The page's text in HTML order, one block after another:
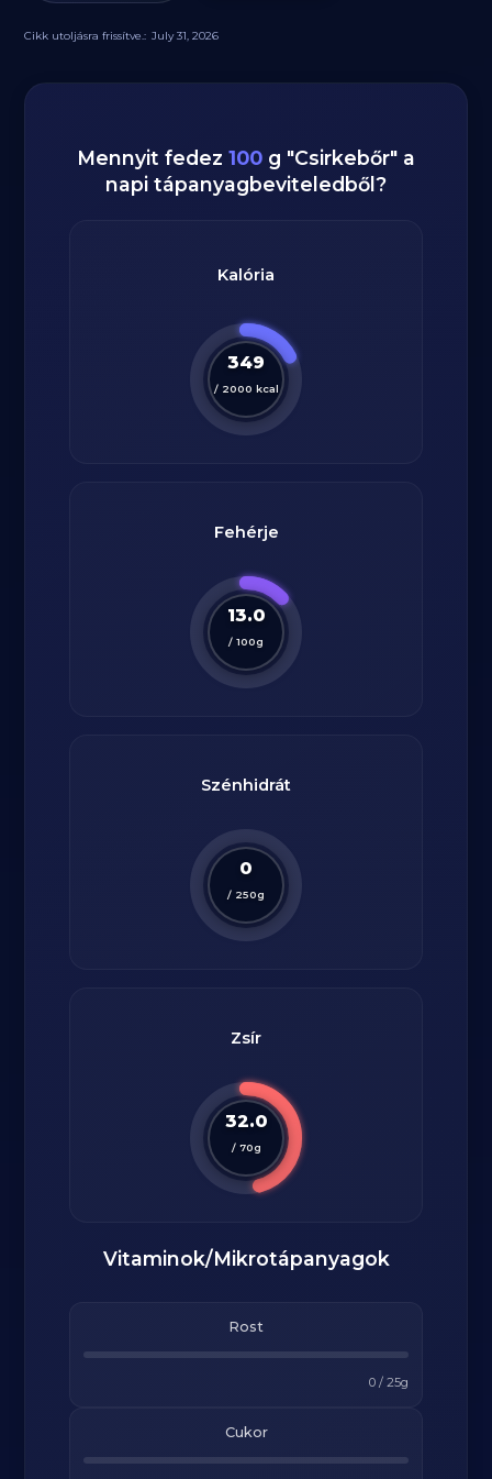
Cikk utoljásra frissítve.: July 31, 2026
Mennyit fedez 100 g "Csirkebőr" a
napi tápanyagbeviteledből?
Kalória
349
/ 2000 kcal
Fehérje
13.0
/ 100g
Szénhidrát
0
/ 250g
Zsír
32.0
/ 70g
Vitaminok/Mikrotápanyagok
Rost
0/ 25g
Cukor